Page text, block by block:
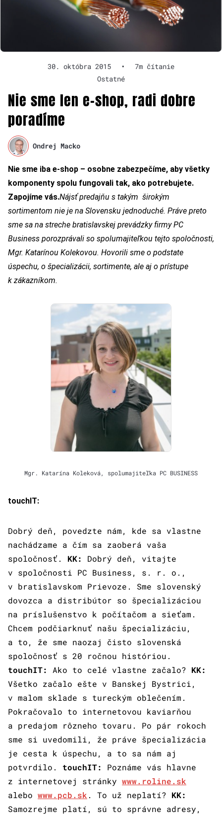
30. októbra 2015 •
7m čítanie
Ostatné
Nie sme len e-shop, radi dobre
poradíme
Ondrej Macko
Nie sme iba e-shop – osobne zabezpečíme, aby všetky
komponenty spolu fungovali tak, ako potrebujete.
Zapojíme vás.Nájsť predajňu s takým širokým
sortimentom nie je na Slovensku jednoduché. Práve preto
sme sa na streche bratislavskej prevádzky firmy PC
Business porozprávali so spolumajiteľkou tejto spoločnosti,
Mgr. Katarínou Kolekovou. Hovorili sme o podstate
úspechu, o špecializácii, sortimente, ale aj o prístupe
k zákazníkom.
Mgr. Katarína Koleková, spolumajiteľka PC BUSINESS
touchIT:
Dobrý deň, povedzte nám, kde sa vlastne
nachádzame a čím sa zaoberá vaša
spoločnosť. KK:
Dobrý deň, vitajte
v spoločnosti PC Business, s. r. o.,
v bratislavskom Prievoze. Sme slovenský
dovozca a distribútor so špecializáciou
na príslušenstvo k počítačom a sieťam.
Chcem podčiarknuť našu špecializáciu,
a to, že sme naozaj čisto slovenská
spoločnosť s 20 ročnou históriou.
touchIT:
Ako to celé vlastne začalo? KK:
Všetko začalo ešte v Banskej Bystrici,
v malom sklade s tureckým oblečením.
Pokračovalo to internetovou kaviarňou
a predajom rôzneho tovaru. Po pár rokoch
sme si uvedomili, že práve špecializácia
je cesta k úspechu, a to sa nám aj
potvrdilo. touchIT:
Poznáme vás hlavne
z internetovej stránky www.roline.sk
alebo www.pcb.sk . To už neplatí? KK:
Samozrejme platí, sú to správne adresy,